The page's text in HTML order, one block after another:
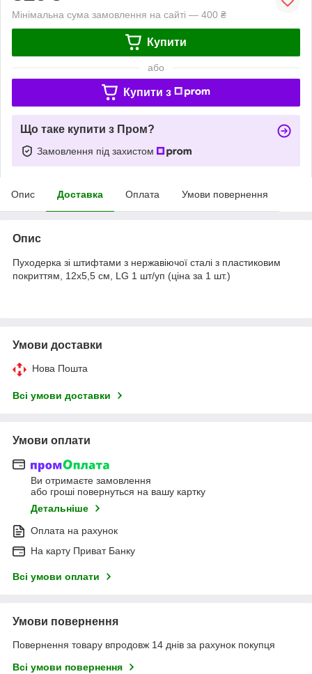
Мінімальна сума замовлення на сайті — 400 ₴
Купити
або
Купити з
Що таке купити з Пром?
Замовлення під захистом
Опис Доставка Оплата Умови повернення
Опис
Пуходерка зі штифтами з нержавіючої сталі з пластиковим
покриттям, 12x5,5 см, LG 1 шт/уп (ціна за 1 шт.)
Умови доставки
Нова Пошта
Всі умови доставки
Умови оплати
Ви отримаєте замовлення
або гроші повернуться на вашу картку
Детальніше
Оплата на рахунок
На карту Приват Банку
Всі умови оплати
Умови повернення
Повернення товару впродовж 14 днів за рахунок покупця
Всі умови повернення